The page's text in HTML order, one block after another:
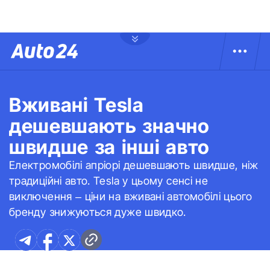
Вживані Tesla
дешевшають значно
швидше за інші авто
Електромобілі апріорі дешевшають швидше, ніж
традиційні авто. Tesla у цьому сенсі не
виключення – ціни на вживані автомобілі цього
бренду знижуються дуже швидко.